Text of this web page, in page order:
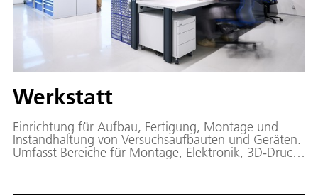
Werkstatt
Einrichtung für Aufbau, Fertigung, Montage und
Instandhaltung von Versuchsaufbauten und Geräten.
Umfasst Bereiche für Montage, Elektronik, 3D-Druck